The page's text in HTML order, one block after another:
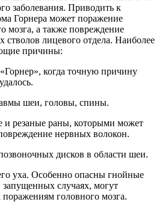
заболевания. Приводить к
Горнера может поражение
мозга, а также повреждение
стволов лицевого отдела. Наиболее
причины:
когда точную причину
шеи, головы, спины.
и резаные раны, которыми может
нервных волокон.
дисков в области шеи.
уха. Особенно опасны гнойные
запущенных случаях, могут
головного мозга.